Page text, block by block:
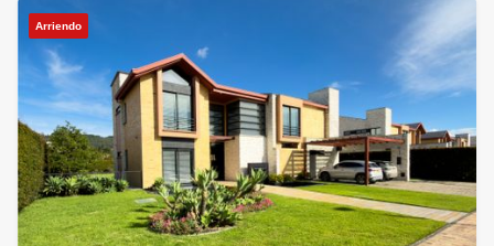
Arriendo